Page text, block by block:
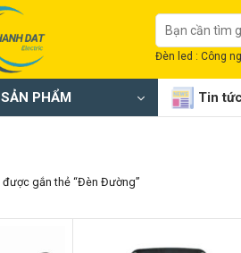
Tìm
kiếm:
Đèn led : Công
PHẨM Tin tức
được gắn thẻ “Đèn Đường”